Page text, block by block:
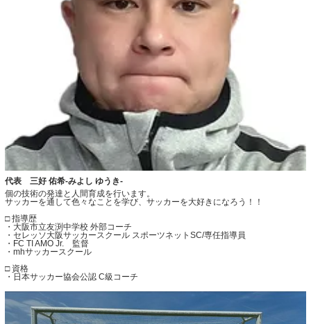
代表 三好 佑希-みよし ゆうき-
個の技術の発達と人間育成を行います。
サッカーを通して色々なことを学び、サッカーを大好きになろう！！
□ 指導歴
・大阪市立友渕中学校 外部コーチ
・セレッソ大阪サッカースクール スポーツネットSC/専任指導員
・FC TI AMO Jr. 監督
・mhサッカースクール
□ 資格
・日本サッカー協会公認 C級コーチ